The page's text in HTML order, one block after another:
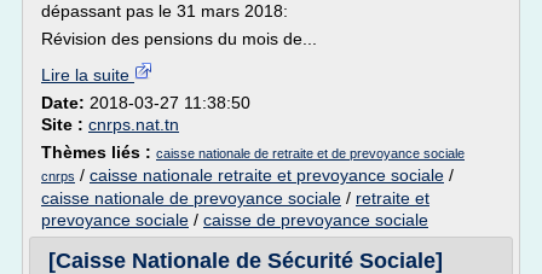
dépassant pas le 31 mars 2018:
Révision des pensions du mois de...
Lire la suite
Date: 2018-03-27 11:38:50
Site : cnrps.nat.tn
Thèmes liés : caisse nationale de retraite et de prevoyance sociale
cnrps / caisse nationale retraite et prevoyance sociale /
caisse nationale de prevoyance sociale / retraite et
prevoyance sociale / caisse de prevoyance sociale
[Caisse Nationale de Sécurité Sociale]